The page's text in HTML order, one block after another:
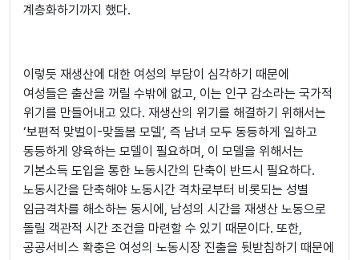
계층화하기까지 했다.
이렇듯 재생산에 대한 여성의 부담이 심각하기 때문에
여성들은 출산을 꺼릴 수밖에 없고, 이는 인구 감소라는 국가적
위기를 만들어내고 있다. 재생산의 위기를 해결하기 위해서는
‘보편적 맞벌이-맞돌봄 모델’, 즉 남녀 모두 동등하게 일하고
동등하게 양육하는 모델이 필요하며, 이 모델을 위해서는
기본소득 도입을 통한 노동시간의 단축이 반드시 필요하다.
노동시간을 단축해야 노동시간 격차로부터 비롯되는 성별
임금격차를 해소하는 동시에, 남성의 시간을 재생산 노동으로
돌릴 객관적 시간 조건을 마련할 수 있기 때문이다. 또한,
공공서비스 확충은 여성의 노동시장 진출을 뒷받침하기 때문에